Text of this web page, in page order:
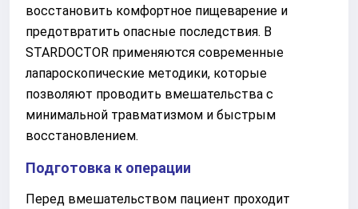
восстановить комфортное пищеварение и
предотвратить опасные последствия. В
STARDOCTOR применяются современные
лапароскопические методики, которые
позволяют проводить вмешательства с
минимальной травматизмом и быстрым
восстановлением.
Подготовка к операции
Перед вмешательством пациент проходит